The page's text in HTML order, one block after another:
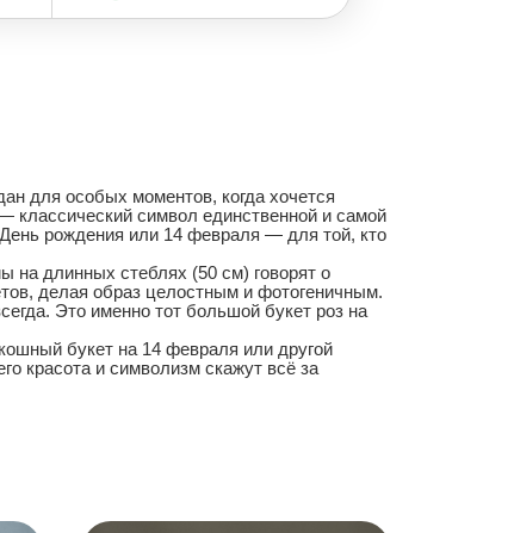
для особых моментов, когда хочется
классический символ единственной и самой
рождения или 14 февраля — для той, кто
на длинных стеблях (50 см) говорят о
делая образ целостным и фотогеничным.
Это именно тот большой букет роз на
букет на 14 февраля или другой
красота и символизм скажут всё за